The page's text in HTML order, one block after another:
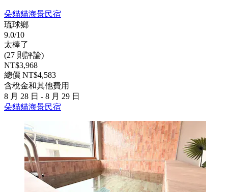
朵貓貓海景民宿
琉球鄉
9.0/10
太棒了
(27 則評論)
NT$3,968
總價 NT$4,583
含稅金和其他費用
8 月 28 日 - 8 月 29 日
朵貓貓海景民宿